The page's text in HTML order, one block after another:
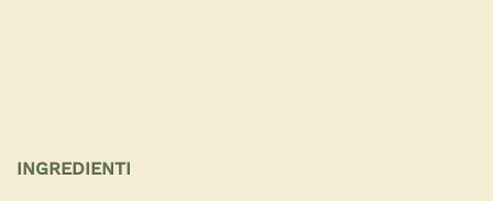
INGREDIENTI